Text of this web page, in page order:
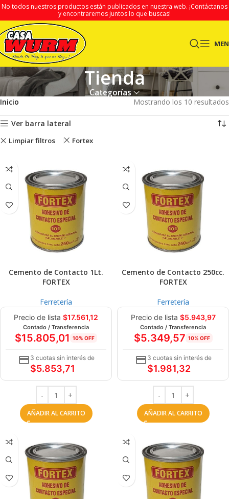
No todos nuestros productos están publicados en nuestra web. ¡Contáctanos
y encontraremos juntos lo que buscas!
Tienda
Categorías
Inicio Mostrando los 10 resultados
Ver barra lateral
Limpiar filtros Fortex
Cemento de Contacto 1Lt.
FORTEX
Ferretería
Precio de lista $17.561,12
Contado / Transferencia
$15.805,01 10% OFF
3 cuotas sin interés de
$5.853,71
AÑADIR AL CARRITO
Cemento de Contacto 250cc.
FORTEX
Ferretería
Precio de lista $5.943,97
Contado / Transferencia
$5.349,57 10% OFF
3 cuotas sin interés de
$1.981,32
AÑADIR AL CARRITO